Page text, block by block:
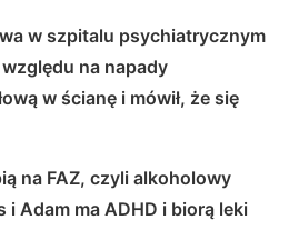
w szpitalu psychiatrycznym
na napady
w ścianę i mówił, że się
na FAZ, czyli alkoholowy
i Adam ma ADHD i biorą leki